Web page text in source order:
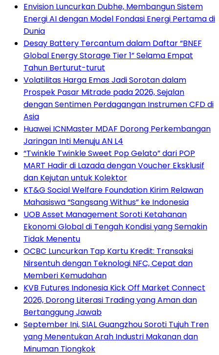
Envision Luncurkan Dubhe, Membangun Sistem
Energi AI dengan Model Fondasi Energi Pertama di
Dunia
Desay Battery Tercantum dalam Daftar “BNEF
Global Energy Storage Tier 1” Selama Empat
Tahun Berturut-turut
Volatilitas Harga Emas Jadi Sorotan dalam
Prospek Pasar Mitrade pada 2026, Sejalan
dengan Sentimen Perdagangan Instrumen CFD di
Asia
Huawei ICNMaster MDAF Dorong Perkembangan
Jaringan Inti Menuju AN L4
“Twinkle Twinkle Sweet Pop Gelato” dari POP
MART Hadir di Lazada dengan Voucher Eksklusif
dan Kejutan untuk Kolektor
KT&G Social Welfare Foundation Kirim Relawan
Mahasiswa “Sangsang Withus” ke Indonesia
UOB Asset Management Soroti Ketahanan
Ekonomi Global di Tengah Kondisi yang Semakin
Tidak Menentu
OCBC Luncurkan Tap Kartu Kredit: Transaksi
Nirsentuh dengan Teknologi NFC, Cepat dan
Memberi Kemudahan
KVB Futures Indonesia Kick Off Market Connect
2026, Dorong Literasi Trading yang Aman dan
Bertanggung Jawab
September Ini, SIAL Guangzhou Soroti Tujuh Tren
yang Menentukan Arah Industri Makanan dan
Minuman Tiongkok